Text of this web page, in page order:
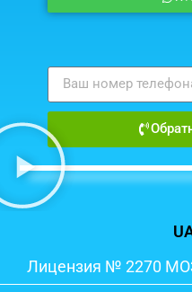
Лицензия № 2270